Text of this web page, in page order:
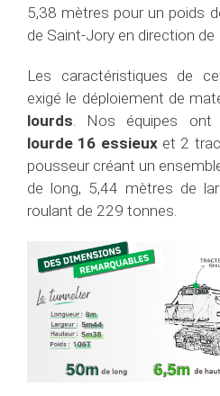
5,38 mètres pour un poids
de Saint-Jory en direction de
Les caractéristiques de
exigé le déploiement de
lourds. Nos équipes ont
lourde 16 essieuxet 2
pousseur créant un
de long, 5,44 mètres de
roulant de 229 tonnes.